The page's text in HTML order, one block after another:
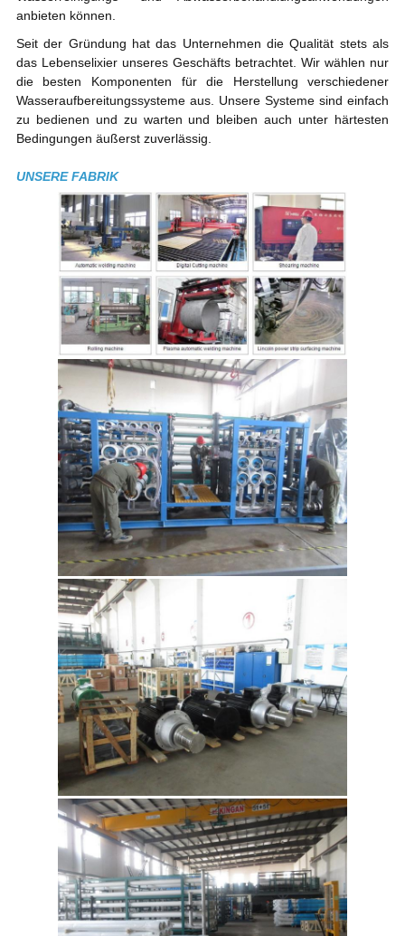
anbieten können.
Seit der Gründung hat das Unternehmen die Qualität stets als
das Lebenselixier unseres Geschäfts betrachtet. Wir wählen nur
die besten Komponenten für die Herstellung verschiedener
Wasseraufbereitungssysteme aus. Unsere Systeme sind einfach
zu bedienen und zu warten und bleiben auch unter härtesten
Bedingungen äußerst zuverlässig.
UNSERE FABRIK